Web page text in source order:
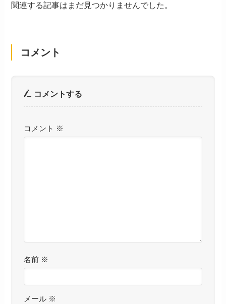
関連する記事はまだ見つかりませんでした。
コメント
コメントする
コメント ※
名前 ※
メール ※